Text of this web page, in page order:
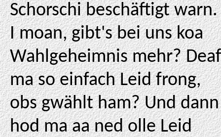
Schorschi beschäftigt warn.
I moan, gibt's bei uns koa
Wahlgeheimnis mehr? Deaf
ma so einfach Leid frong,
obs gwählt ham? Und dann
hod ma aa ned olle Leid